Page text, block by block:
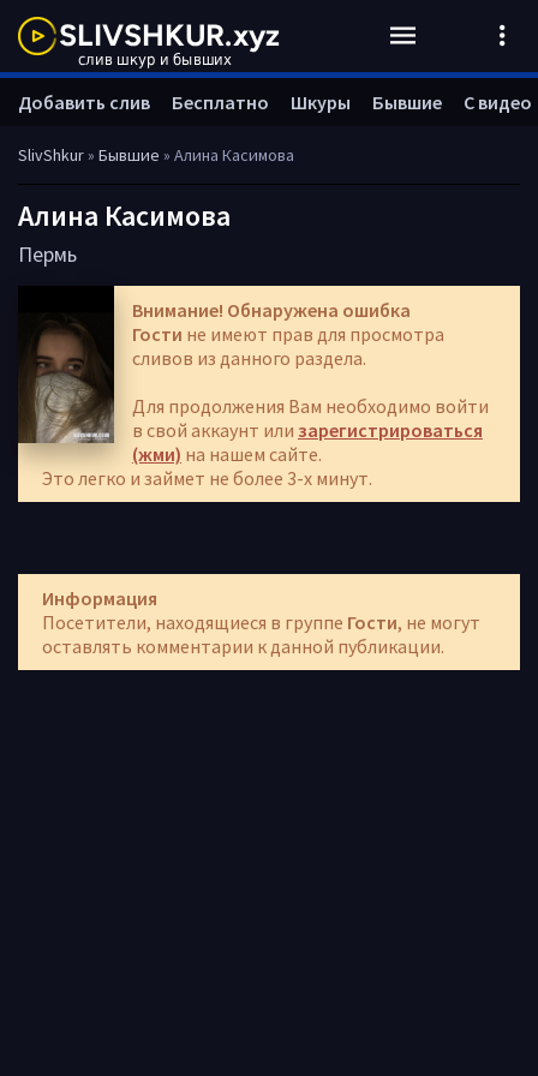
SlivShkur» Бывшие » Алина Касимова
Алина Касимова
Пермь
Внимание! Обнаружена ошибка
Гости не имеют прав для просмотра
сливов из данного раздела.
Для продолжения Вам необходимо войти
в свой аккаунт или зарегистрироваться
(жми) на нашем сайте.
Это легко и займет не более 3-х минут.
Информация
Посетители, находящиеся в группе Гости, не могут
оставлять комментарии к данной публикации.
Добавить слив Бесплатно Шкуры Бывшие С видео